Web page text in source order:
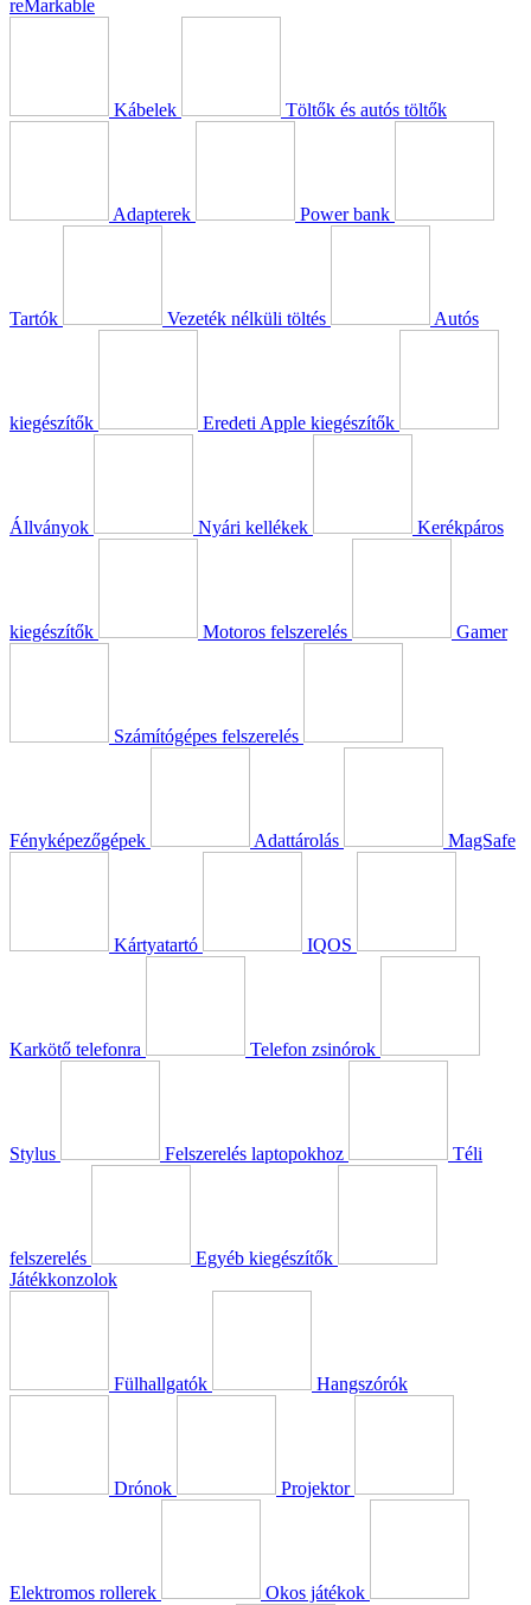
reMarkable
Kábelek Töltők és autós töltők
Adapterek Power bank
Tartók Vezeték nélküli töltés Autós
kiegészítők Eredeti Apple kiegészítők
Állványok Nyári kellékek Kerékpáros
kiegészítők Motoros felszerelés Gamer
Számítógépes felszerelés
Fényképezőgépek Adattárolás MagSafe
Kártyatartó IQOS
Karkötő telefonra Telefon zsinórok
Stylus Felszerelés laptopokhoz Téli
felszerelés
Egyéb kiegészítők
Játékkonzolok
Fülhallgatók Hangszórók
Drónok Projektor
Elektromos rollerek Okos játékok